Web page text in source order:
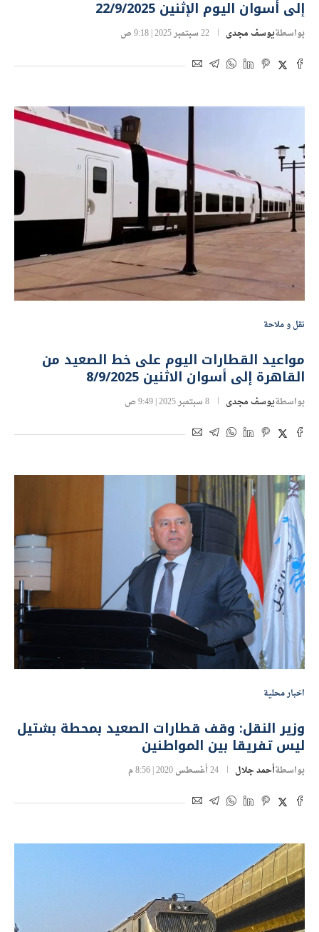
إلى أسوان اليوم الإثنين 22/9/2025
بواسطةيوسف مجدى 22 سبتمبر 2025 | 9:18 ص
نقل و ملاحة
مواعيد القطارات اليوم على خط الصعيد من
القاهرة إلى أسوان الاثنين 8/9/2025
بواسطةيوسف مجدى 8 سبتمبر 2025 | 9:49 ص
اخبار محلية
وزير النقل: وقف قطارات الصعيد بمحطة بشتيل
ليس تفريقا بين المواطنين
بواسطةأحمد جلال 24 أغسطس 2020 | 8:56 م